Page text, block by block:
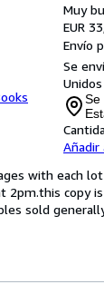
Muy
EUR
Envío
Se
Se
Añadir
with each
copy
sold